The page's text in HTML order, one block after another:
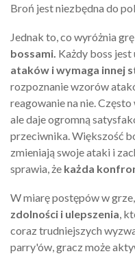
Broń jest niezbędna do
Jednak to, co wyróżnia
bossami. Każdy boss jest
ataków i wymaga innej
rozpoznanie wzorów
reagowanie na nie.
ale daje ogromną
przeciwnika. Większość
zmieniają swoje ataki i
sprawia, że każda
W miarę postępów w
zdolności i ulepszenia,
coraz trudniejszych
parry'ów, gracz może